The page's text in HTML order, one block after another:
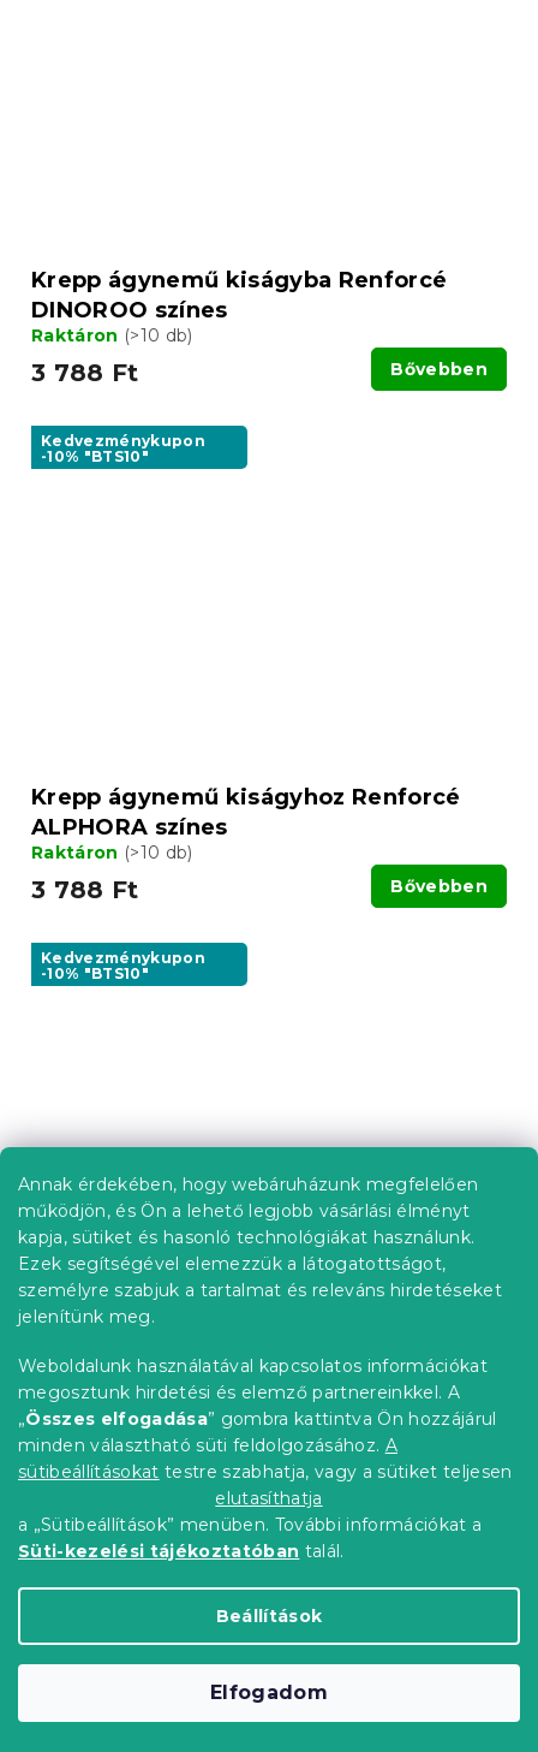
Annak érdekében, hogy webáruházunk megfelelően
működjön, és Ön a lehető legjobb vásárlási élményt
kapja, sütiket és hasonló technológiákat használunk.
Ezek segítségével elemezzük a látogatottságot,
személyre szabjuk a tartalmat és releváns hirdetéseket
jelenítünk meg.
Weboldalunk használatával kapcsolatos információkat
megosztunk hirdetési és elemző partnereinkkel. A
„Összes elfogadása” gombra kattintva Ön hozzájárul
minden választható süti feldolgozásához. A
sütibeállításokat testre szabhatja, vagy a sütiket teljesen
elutasíthatja
a „Sütibeállítások” menüben. További információkat a
Süti-kezelési tájékoztatóban talál.
Beállítások
Elfogadom
Krepp ágynemű kiságyba Renforcé
DINOROO színes
Raktáron (>10 db)
3 788 Ft Bővebben
Kedvezménykupon
-10% "BTS10"
Krepp ágynemű kiságyhoz Renforcé
ALPHORA színes
Raktáron (>10 db)
3 788 Ft Bővebben
Kedvezménykupon
-10% "BTS10"
Krepp ágynemű kiságyhoz Renforcé
Raktáron(>10 db)
3 788 Ft Bővebben
Kedvezménykupon